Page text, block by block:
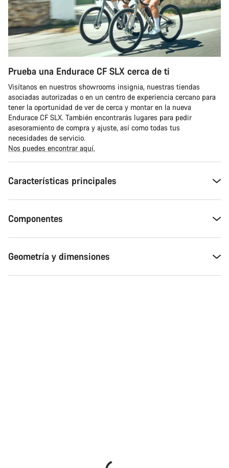
Prueba una Endurace CF SLX cerca de ti
Visítanos en nuestros showrooms insignia, nuestras tiendas
asociadas autorizadas o en un centro de experiencia cercano para
tener la oportunidad de ver de cerca y montar en la nueva
Endurace CF SLX. También encontrarás lugares para pedir
asesoramiento de compra y ajuste, así como todas tus
necesidades de servicio.
Nos puedes encontrar aquí.
Características principales
Componentes
Geometría y dimensiones